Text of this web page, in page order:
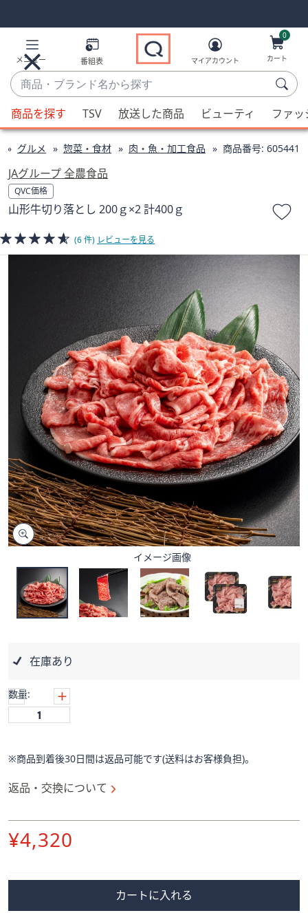
Links
Links2
メニュー 番組表
商
品・
ブ
ラ
ン
名
か
ら
す
候
補
利
用
可
能
場
合、
た
チ
デ
バ
イ
ス
で
左
に
ス
プ
て
き
ま
マイアカウント
0
カート
商品を探す TSV 放送した商品 ビューティ ファ
グルメ 惣菜・食材 肉・魚・加工食品 商品番号: 605441
JAグループ 全農食品
QVC価格
山形牛切り落とし 200ｇ×2 計400ｇ
(6 件) レビューを見る
イメージ画像
在庫あり
数量:
※商品到着後30日間は返品可能です(送料はお客様負担)。
返品・交換について
削
¥4,320
カートに入れる